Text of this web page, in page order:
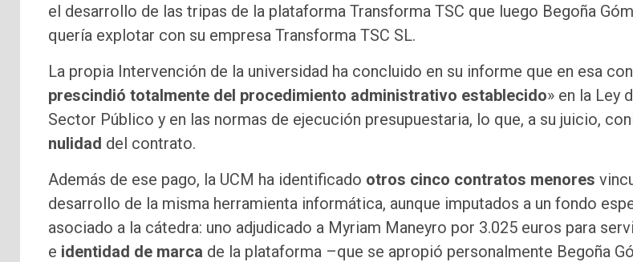
el desarrollo de las tripas de la plataforma Transforma TSC que luego Begoña
quería explotar con su empresa Transforma TSC SL.
La propia Intervención de la universidad ha concluido en su informe que en esa
prescindió totalmente del procedimiento administrativo establecido» en la Ley
Sector Público y en las normas de ejecución presupuestaria, lo que, a su juicio,
nulidad del contrato.
Además de ese pago, la UCM ha identificado otros cinco contratos menores
desarrollo de la misma herramienta informática, aunque imputados a un fondo
asociado a la cátedra: uno adjudicado a Myriam Maneyro por 3.025 euros para
e identidad de marca de la plataforma –que se apropió personalmente Begoña